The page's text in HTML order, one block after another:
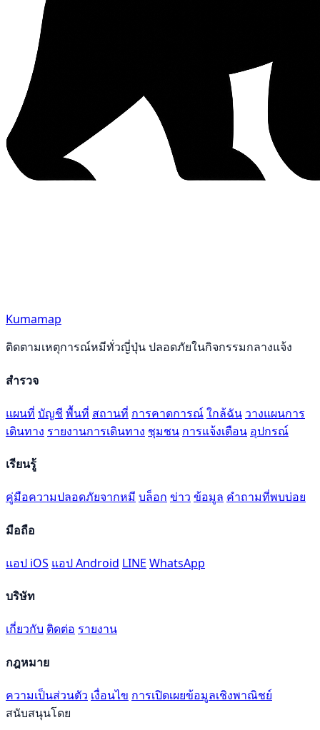
Kumamap
ติดตามเหตุการณ์หมีทั่วญี่ปุ่น ปลอดภัยในกิจกรรมกลางแจ้ง
สำรวจ
แผนที่ บัญชี พื้นที่ สถานที่ การคาดการณ์ใกล้ฉัน วางแผนการ
เดินทาง รายงานการเดินทาง ชุมชน การแจ้งเตือน อุปกรณ์
เรียนรู้
คู่มือความปลอดภัยจากหมี บล็อก ข่าว ข้อมูล คำถามที่พบบ่อย
มือถือ
แอป iOS แอป Android LINE WhatsApp
บริษัท
เกี่ยวกับ ติดต่อ รายงาน
กฎหมาย
ความเป็นส่วนตัว เงื่อนไข การเปิดเผยข้อมูลเชิงพาณิชย์
สนับสนุนโดย